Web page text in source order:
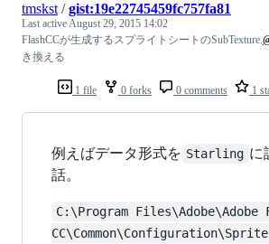
1 file 0 forks 0 comments 1
tmskst /gist:19e22745459fc757fa81
Last activeAugust 29, 2015 14:02
FlashCCが生成するスプライトシートのSubTexture.
き換える
例えばデータ形式を Starling に
話。
C:\Program Files\Adobe\Adobe